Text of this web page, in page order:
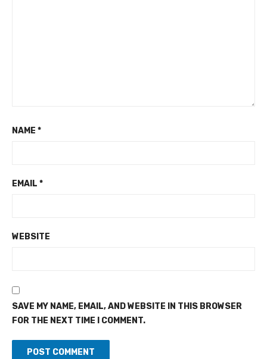
NAME *
EMAIL *
WEBSITE
SAVE MY NAME, EMAIL, AND WEBSITE IN THIS BROWSER
FOR THE NEXT TIME I COMMENT.